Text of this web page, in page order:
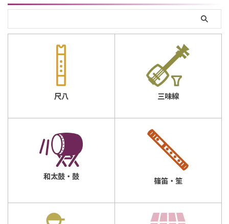
尺八 三味線
和太鼓・鼓 篠笛・笙